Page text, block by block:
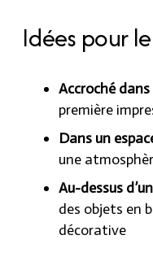
Idées pour
Accroché
première
Dans un
une
Au-dessus
des objets en
décorative